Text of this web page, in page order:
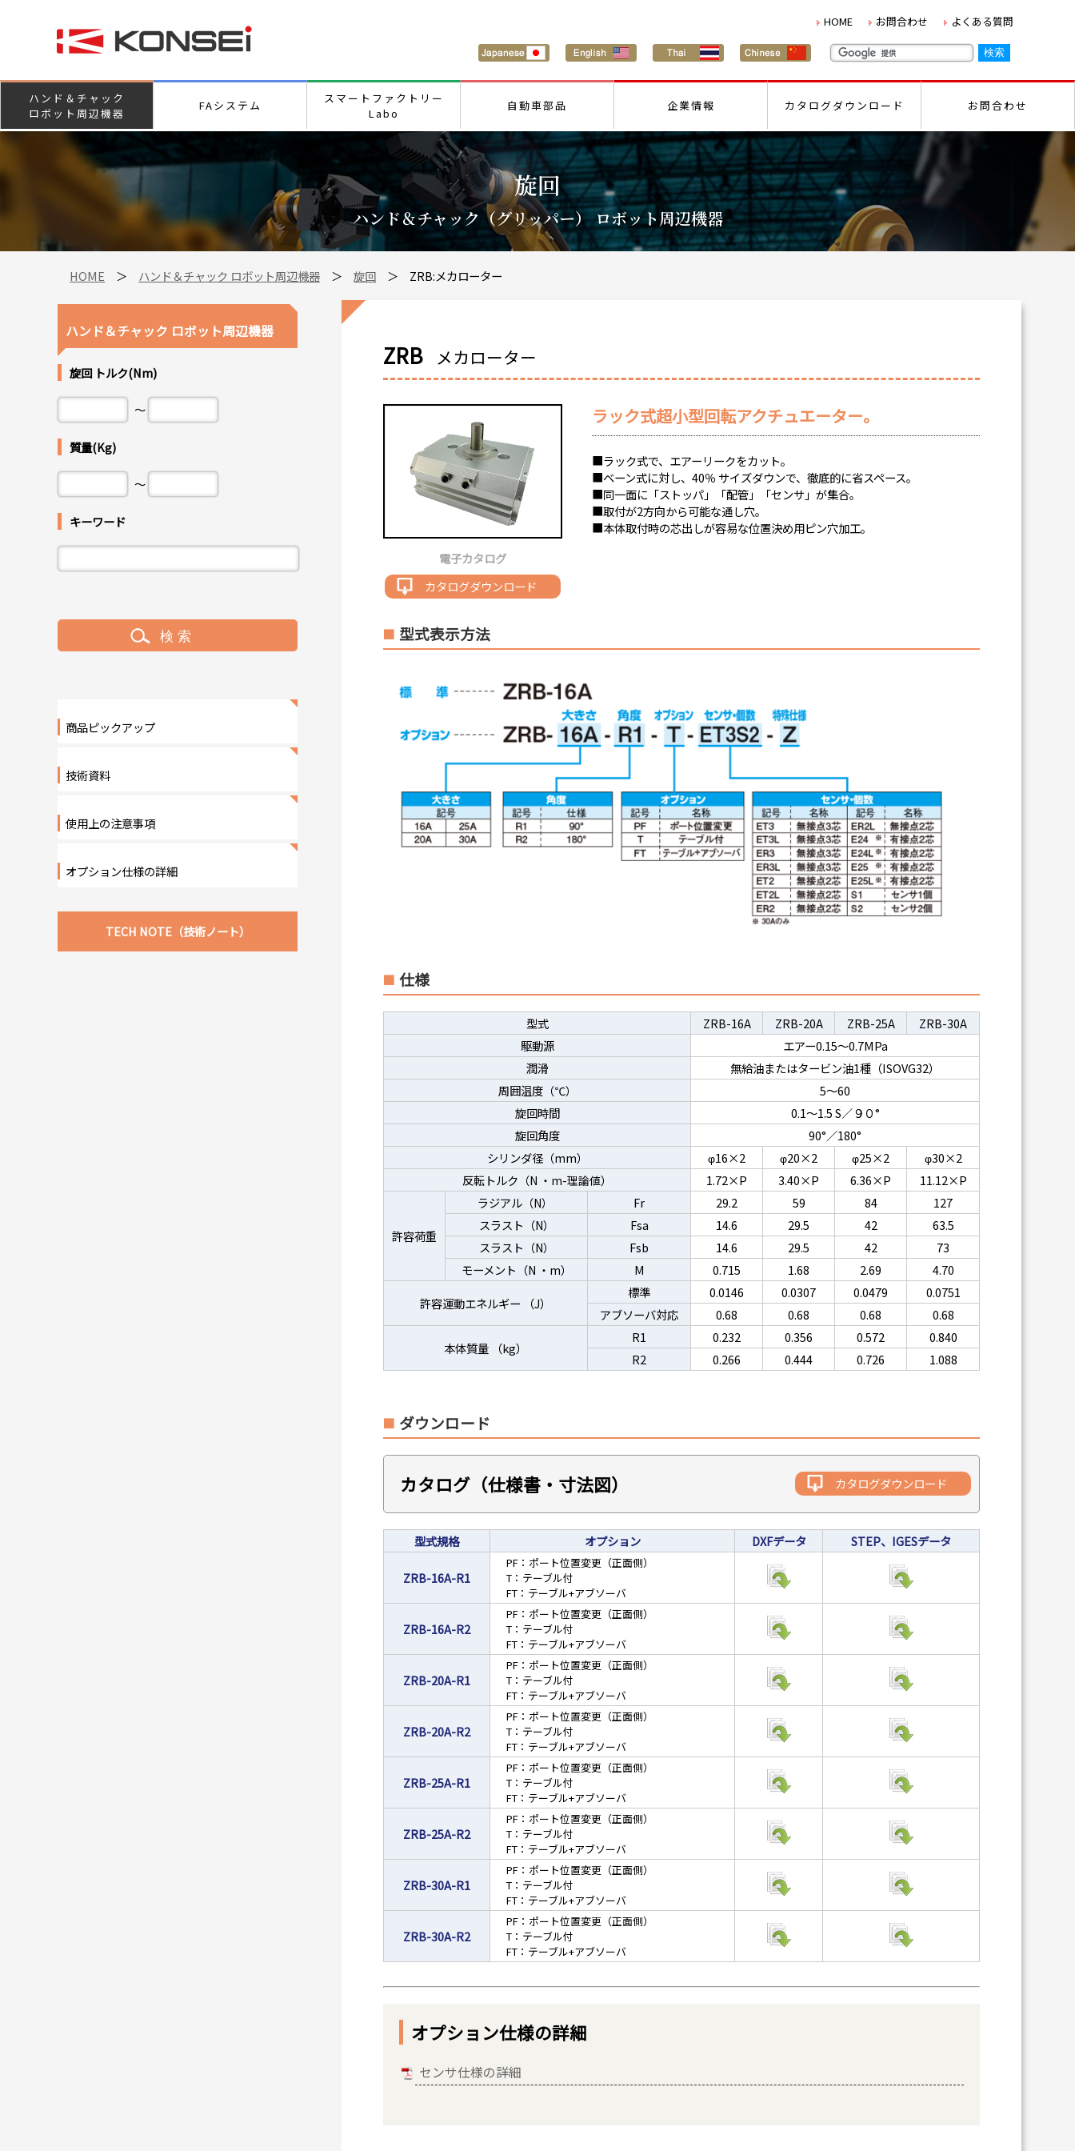
HOME お問合わせ よくある質問
ハンド＆チャック
ロボット周辺機器
FAシステム
スマートファクトリー
Labo
自動車部品 企業情報 カタログダウンロード お問合わせ
旋回
ハンド＆チャック（グリッパー） ロボット周辺機器
HOME ＞ ハンド＆チャック ロボット周辺機器 ＞旋回 ＞ ZRB:メカローター
ZRB メカローター
電子カタログ
カタログダウンロード
ラック式超小型回転アクチュエーター。
■ラック式で、エアーリークをカット。
■ベーン式に対し、40％ サイズダウンで、徹底的に省スペース。
■同一面に「ストッパ」「配管」「センサ」が集合。
■取付が2方向から可能な通し穴。
■本体取付時の芯出しが容易な位置決め用ピン穴加工。
型式表示方法
仕様
型式 ZRB-16A ZRB-20A ZRB-25A
ZRB-30A
駆動源
エアー0.15～0.7MPa
潤滑
無給油またはタービン油1種（ISOVG32）
周囲温度（℃）
5～60
旋回時間
0.1～1.5 S／９０°
旋回角度
90°／180°
シリンダ径（mm） φ16×2 φ20×2 φ25×2
φ30×2
反転トルク （N ・m-理論値） 1.72×P 3.40×P 6.36×P 11.12×P
許容荷重
ラジアル （N） Fr 29.2 59 84
127
スラスト （N） Fsa 14.6 29.5 42
63.5
スラスト （N） Fsb 14.6 29.5 42
73
モーメント （N ・m） M 0.715 1.68 2.69
4.70
許容運動エネルギー （J）
標準 0.0146 0.0307 0.0479
0.0751
アブソーバ対応
0.68 0.68 0.68
0.68
本体質量 （kg）
R1 0.232 0.356 0.572
0.840
R2
0.266 0.444 0.726 1.088
ダウンロード
カタログ（仕様書・寸法図） カタログダウンロード
型式規格 オプション DXFデータ STEP、IGESデータ
ZRB-16A-R1
PF：ポート位置変更（正面側）
T：テーブル付
FT：テーブル+アブソーバ
ZRB-16A-R2
PF：ポート位置変更（正面側）
T：テーブル付
FT：テーブル+アブソーバ
ZRB-20A-R1
PF：ポート位置変更（正面側）
T：テーブル付
FT：テーブル+アブソーバ
ZRB-20A-R2
PF：ポート位置変更（正面側）
T：テーブル付
FT：テーブル+アブソーバ
ZRB-25A-R1
PF：ポート位置変更（正面側）
T：テーブル付
FT：テーブル+アブソーバ
ZRB-25A-R2
PF：ポート位置変更（正面側）
T：テーブル付
FT：テーブル+アブソーバ
ZRB-30A-R1
PF：ポート位置変更（正面側）
T：テーブル付
FT：テーブル+アブソーバ
ZRB-30A-R2
PF：ポート位置変更（正面側）
T：テーブル付
FT：テーブル+アブソーバ
オプション仕様の詳細
センサ仕様の詳細
ハンド＆チャック ロボット周辺機器
旋回 トルク(Nm)
～
質量(Kg)
～
キーワード
商品ピックアップ
技術資料
使用上の注意事項
オプション仕様の詳細
TECH NOTE（技術ノート）